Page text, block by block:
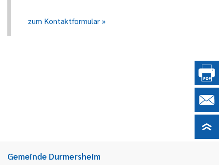
zum Kontaktformular
Gemeinde Durmersheim